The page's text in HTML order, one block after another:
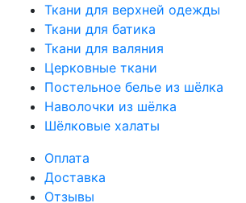
Ткани для верхней одежды
Ткани для батика
Ткани для валяния
Церковные ткани
Постельное белье из шёлка
Наволочки из шёлка
Шёлковые халаты
Оплата
Доставка
Отзывы